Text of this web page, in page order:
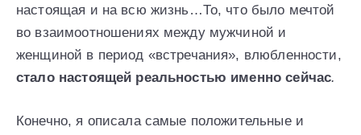
настоящая и на всю жизнь…То, что было мечтой
во взаимоотношениях между мужчиной и
женщиной в период «встречания», влюбленности,
стало настоящей реальностью именно сейчас.
Конечно, я описала самые положительные и